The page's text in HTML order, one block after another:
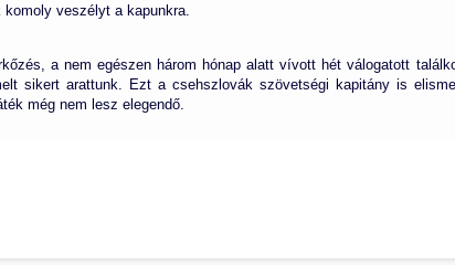
komoly veszélyt a kapunkra.
a nem egészen három hónap alatt vívott hét válogatott
sikert arattunk. Ezt a csehszlovák szövetségi kapitány is
még nem lesz elegendő.